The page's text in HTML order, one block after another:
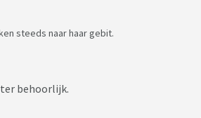
steeds naar haar gebit.
behoorlijk.